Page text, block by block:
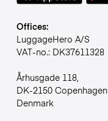
Offices:
LuggageHero A/S
VAT-no.: DK37611328
Århusgade 118,
DK-2150 Copenhagen
Denmark